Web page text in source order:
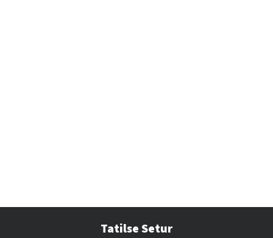
Tatilse Setur